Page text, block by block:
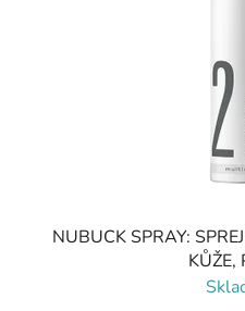
NUBUCK SPRAY:
KŮŽE,